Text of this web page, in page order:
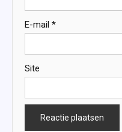
E-mail *
Site